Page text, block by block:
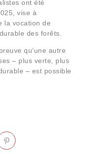
ont été
vise à
la vocation de
des forêts.
qu’une autre
– plus verte, plus
– est possible